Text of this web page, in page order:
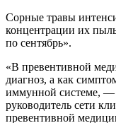
Сорные травы
концентрации их
по сентябрь».
«В превентивной
диагноз, а как
иммунной системе, —
руководитель сети
превентивной